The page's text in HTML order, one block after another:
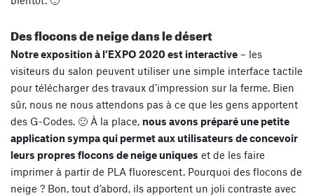
Des flocons de neige dans le désert
Notre exposition à l’EXPO 2020 est interactive – les
visiteurs du salon peuvent utiliser une simple interface tactile
pour télécharger des travaux d’impression sur la ferme. Bien
sûr, nous ne nous attendons pas à ce que les gens apportent
des G-Codes. 🙂 À la place, nous avons préparé une petite
application sympa qui permet aux utilisateurs de concevoir
leurs propres flocons de neige uniques et de les faire
imprimer à partir de PLA fluorescent. Pourquoi des flocons de
neige ? Bon, tout d’abord, ils apportent un joli contraste avec